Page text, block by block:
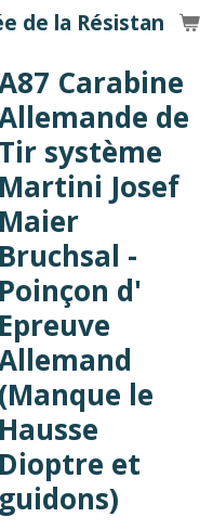
de la Résistance
Carabine
de
Tir système
Martini Josef
Maier
Bruchsal -
Poinçon d'
Epreuve
(Manque le
Hausse
Dioptre et
guidons)